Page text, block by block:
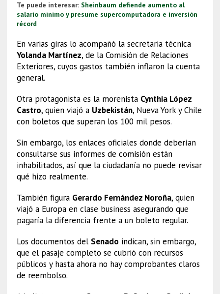
Te puede interesar: Sheinbaum defiende aumento al
salario mínimo y presume supercomputadora e inversión
récord
En varias giras lo acompañó la secretaria técnica
Yolanda Martínez, de la Comisión de Relaciones
Exteriores, cuyos gastos también inflaron la cuenta
general.
Otra protagonista es la morenista Cynthia López
Castro, quien viajó a Uzbekistán, Nueva York y Chile
con boletos que superan los 100 mil pesos.
Sin embargo, los enlaces oficiales donde deberían
consultarse sus informes de comisión están
inhabilitados, así que la ciudadanía no puede revisar
qué hizo realmente.
También figura Gerardo Fernández Noroña, quien
viajó a Europa en clase business asegurando que
pagaría la diferencia frente a un boleto regular.
Los documentos del Senado indican, sin embargo,
que el pasaje completo se cubrió con recursos
públicos y hasta ahora no hay comprobantes claros
de reembolso.